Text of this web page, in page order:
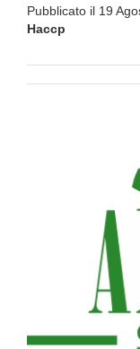
Pubblicato il 19
Haccp